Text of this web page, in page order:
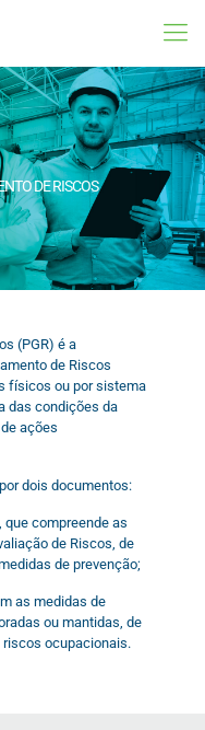
DE RISCOS
(PGR) é a
de Riscos
físicos ou por sistema
das condições da
ações
dois documentos:
, que compreende as
de Riscos, de
de prevenção;
as medidas de
ou mantidas, de
riscos ocupacionais.